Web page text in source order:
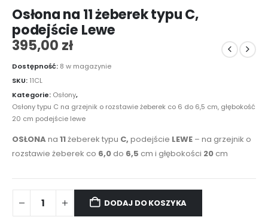
Osłona na 11 żeberek typu C,
podejście Lewe
395,00 zł
Dostępność: 8 w magazynie
SKU: 11CL
Kategorie: Osłony,
Osłony typu C na grzejnik o rozstawie żeberek co 6 do 6,5 cm, głębokość
20 cm podejście lewe
OSŁONAna 11żeberek typu C, podejście LEWE – na grzejnik o
rozstawie żeberek co 6,0 do 6,5 cm i głębokości 20 cm
DODAJ DO KOSZYKA